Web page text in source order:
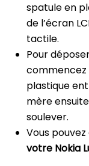
spatule en
de l’écran
tactile.
Pour
plastique
mère
soulever.
Vous
votre Nokia